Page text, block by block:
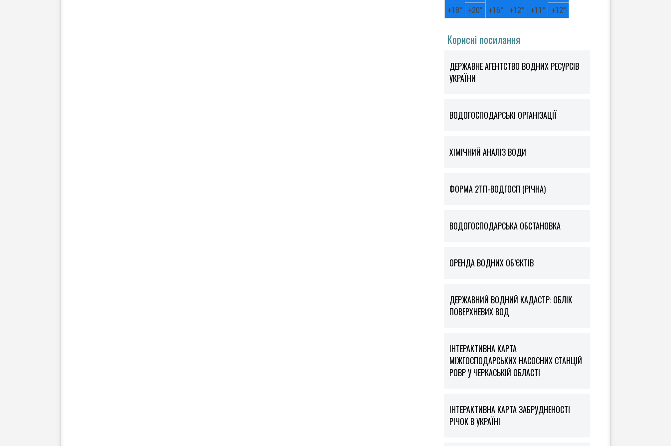
+18° +20° +16° +12° +11° +12°
Корисні посилання
ДЕРЖАВНЕ АГЕНТСТВО ВОДНИХ РЕСУРСІВ
УКРАЇНИ
ВОДОГОСПОДАРСЬКІ ОРГАНІЗАЦІЇ
ХІМІЧНИЙ АНАЛІЗ ВОДИ
ФOРМА 2ТП-ВОДГОСП (РІЧНА)
ВОДОГОСПОДАРСЬКА ОБСТАНОВКА
ОРЕНДА ВОДНИХ ОБ’ЄКТІВ
ДЕРЖАВНИЙ ВОДНИЙ КАДАСТР: ОБЛІК
ПОВЕРХНЕВИХ ВОД
ІНТЕРАКТИВНА КАРТА
МІЖГОСПОДАРСЬКИХ НАСОСНИХ СТАНЦІЙ
РОВР У ЧЕРКАСЬКІЙ ОБЛАСТІ
ІНТЕРАКТИВНА КАРТА ЗАБРУДНЕНОСТІ
РІЧОК В УКРАЇНІ